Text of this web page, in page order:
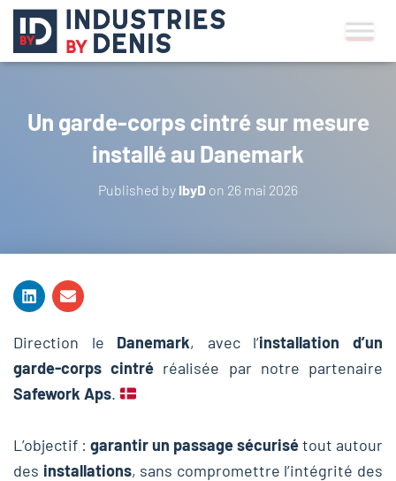
Un garde-corps cintré sur mesure
installé au Danemark
Published by IbyD on 26 mai 2026
Direction le Danemark, avec l’installation d’un
garde-corps cintré réalisée par notre partenaire
Safework Aps.
L’objectif : garantir un passage sécurisétout autour
des installations, sans compromettre l’intégrité des